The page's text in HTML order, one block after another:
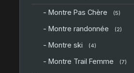
- Montre Pas Chère (5)
- Montre randonnée (2)
- Montre ski (4)
- Montre Trail Femme (7)